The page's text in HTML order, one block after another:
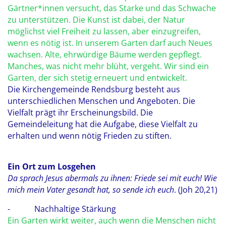
Gärtner*innen versucht, das Starke und das Schwache
zu unterstützen. Die Kunst ist dabei, der Natur
möglichst viel Freiheit zu lassen, aber einzugreifen,
wenn es nötig ist. In unserem Garten darf auch Neues
wachsen. Alte, ehrwürdige Bäume werden gepflegt.
Manches, was nicht mehr blüht, vergeht. Wir sind ein
Garten, der sich stetig erneuert und entwickelt.
Die Kirchengemeinde Rendsburg besteht aus
unterschiedlichen Menschen und Angeboten. Die
Vielfalt prägt ihr Erscheinungsbild. Die
Gemeindeleitung hat die Aufgabe, diese Vielfalt zu
erhalten und wenn nötig Frieden zu stiften.
Ein Ort zum Losgehen
Da sprach Jesus abermals zu ihnen: Friede sei mit euch! Wie
mich mein Vater gesandt hat, so sende ich euch. (Joh 20,21)
- Nachhaltige Stärkung
Ein Garten wirkt weiter, auch wenn die Menschen nicht